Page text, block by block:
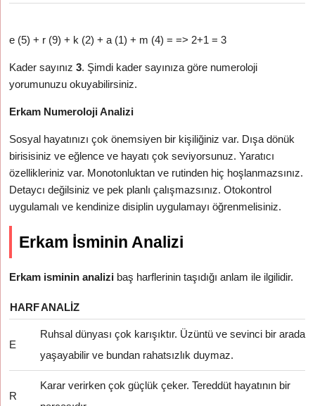
e (5) + r (9) + k (2) + a (1) + m (4) = => 2+1 = 3
Kader sayınız3. Şimdi kader sayınıza göre numeroloji
yorumunuzu okuyabilirsiniz.
Erkam Numeroloji Analizi
Sosyal hayatınızı çok önemsiyen bir kişiliğiniz var. Dışa dönük
birisisiniz ve eğlence ve hayatı çok seviyorsunuz. Yaratıcı
özellikleriniz var. Monotonluktan ve rutinden hiç hoşlanmazsınız.
Detaycı değilsiniz ve pek planlı çalışmazsınız. Otokontrol
uygulamalı ve kendinize disiplin uygulamayı öğrenmelisiniz.
Erkam İsminin Analizi
Erkam isminin analizi baş harflerinin taşıdığı anlam ile ilgilidir.
HARFANALIZ
E
Ruhsal dünyası çok karışıktır. Üzüntü ve sevinci bir arada
yaşayabilir ve bundan rahatsızlık duymaz.
R
Karar verirken çok güçlük çeker. Tereddüt hayatının bir